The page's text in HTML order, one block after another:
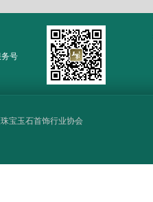
号
宝玉石首饰行业协会